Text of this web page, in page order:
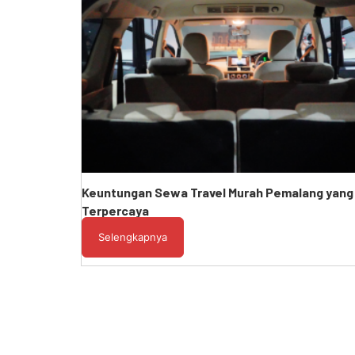
Keuntungan Sewa Travel Murah Pemalang yang
Terpercaya
Selengkapnya